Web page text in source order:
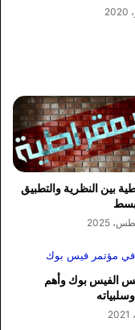
بين النظرية والتطبيق
الفيس بوك وأهم
وسلبياته